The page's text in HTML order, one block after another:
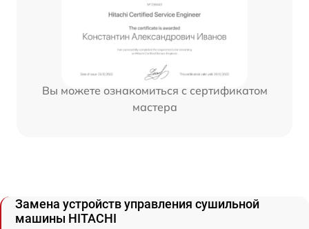
Вы можете ознакомиться с сертификатом
мастера
Замена устройств управления сушильной
машины HITACHI